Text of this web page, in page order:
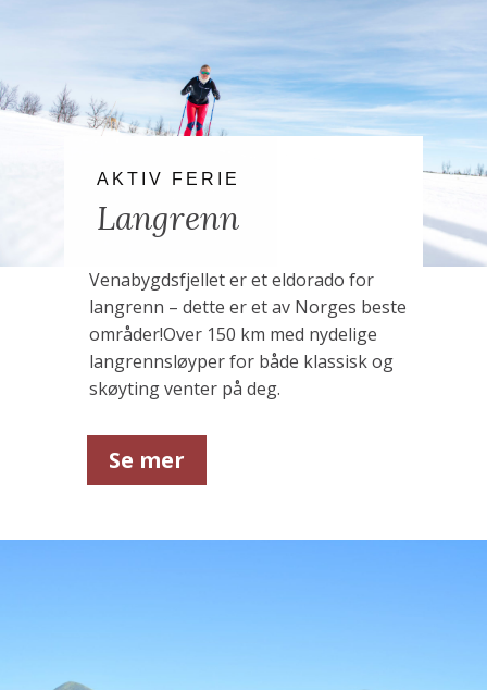
AKTIV FERIE
Langrenn
Venabygdsfjellet er et eldorado for
langrenn – dette er et av Norges beste
områder!Over 150 km med nydelige
langrennsløyper for både klassisk og
skøyting venter på deg.
Se mer